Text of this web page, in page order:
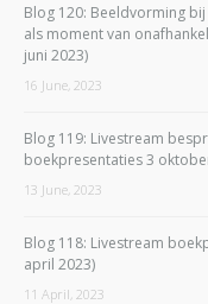
Blog 120: Beeldvorming
als moment van
juni 2023)
16 June, 2023
Blog 119: Livestream
boekpresentaties 3
13 June, 2023
Blog 118: Livestream
april 2023)
11 April, 2023